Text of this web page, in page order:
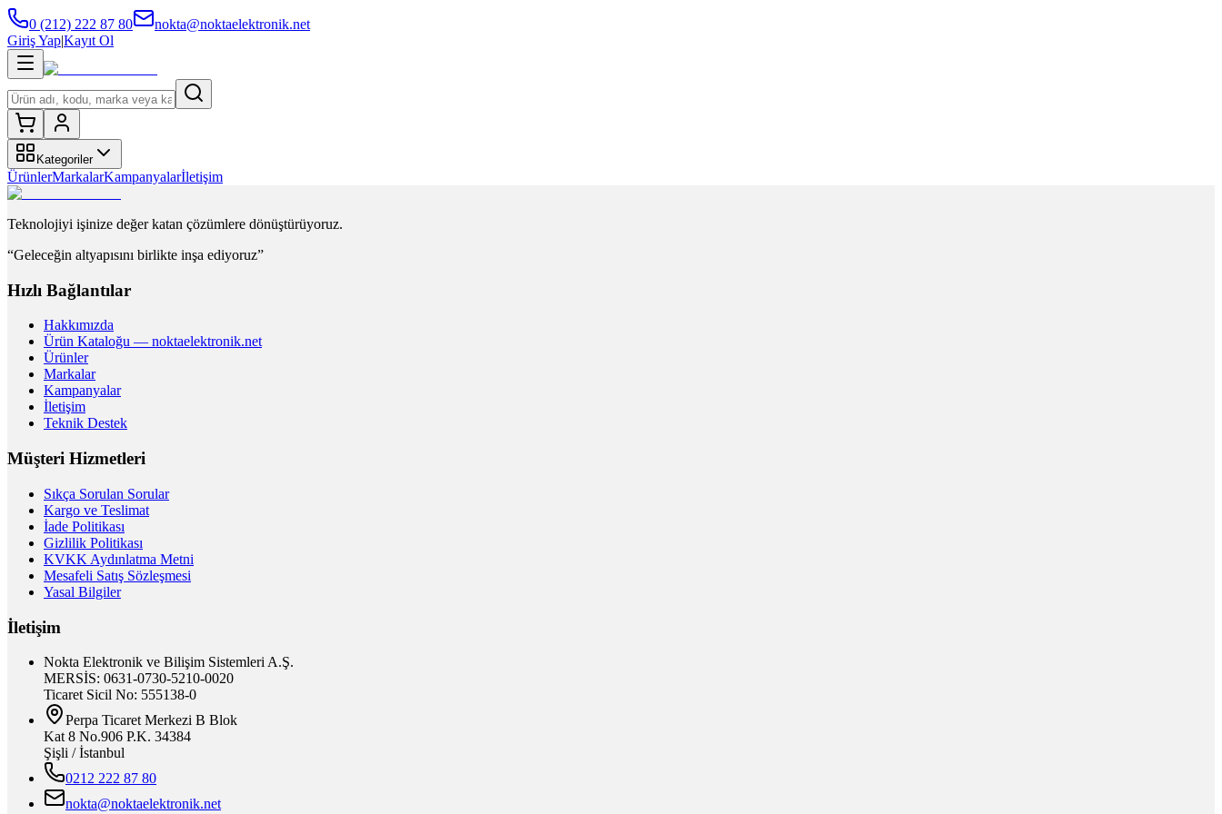
0 (212) 222 87 80
nokta@noktaelektronik.net
Giriş Yap|Kayıt Ol
Kategoriler
ÜrünlerMarkalarKampanyalarİletişim
Teknolojiyi işinize değer katan çözümlere dönüştürüyoruz.
“Geleceğin altyapısını birlikte inşa ediyoruz”
Hızlı Bağlantılar
Hakkımızda
Ürün Kataloğu — noktaelektronik.net
Ürünler
Markalar
Kampanyalar
İletişim
Teknik Destek
Müşteri Hizmetleri
Sıkça Sorulan Sorular
Kargo ve Teslimat
İade Politikası
Gizlilik Politikası
KVKK Aydınlatma Metni
Mesafeli Satış Sözleşmesi
Yasal Bilgiler
İletişim
Nokta Elektronik ve Bilişim Sistemleri A.Ş.
MERSİS: 0631-0730-5210-0020
Ticaret Sicil No: 555138-0
Perpa Ticaret Merkezi B Blok
Kat 8 No.906 P.K. 34384
Şişli / İstanbul
0212 222 87 80
nokta@noktaelektronik.net